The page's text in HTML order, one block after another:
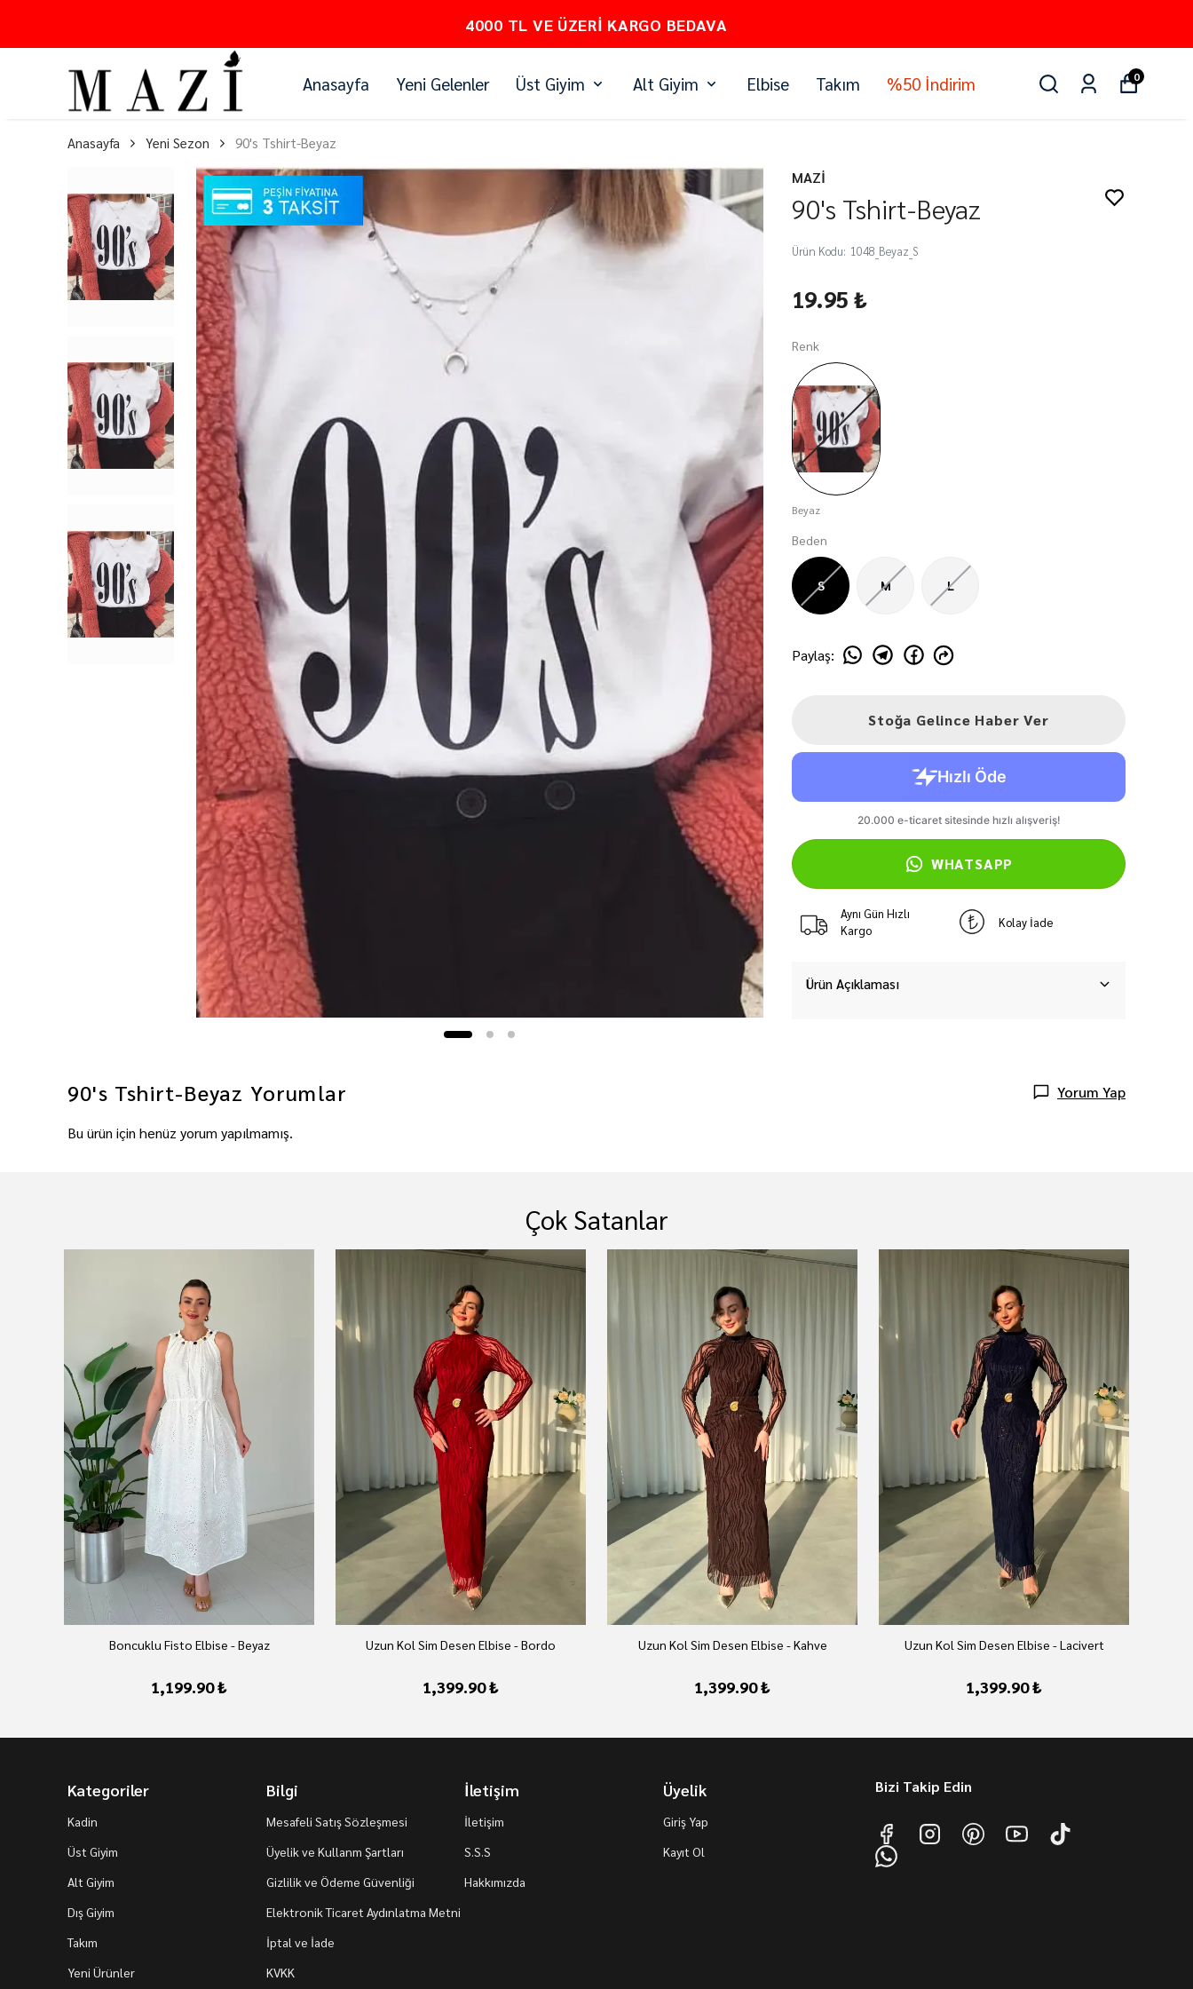
PEŞİN FİYATINA 3 TAKSİT
Anasayfa Yeni Gelenler Üst Giyim Alt Giyim Elbise Takım %50 İndirim 0
Anasayfa Yeni Sezon 90's Tshirt-Beyaz
MAZİ
90's Tshirt-Beyaz
Ürün Kodu: 1048_Beyaz_S
19.95 ₺
Renk
Beyaz
Beden
S M L
Paylaş:
Stoğa Gelince Haber Ver
WHATSAPP
Aynı Gün Hızlı
Kargo
Kolay İade
Ürün Açıklaması
90's Tshirt-Beyaz Yorumlar Yorum Yap
Bu ürün için henüz yorum yapılmamış.
Çok Satanlar
Boncuklu Fisto Elbise - Beyaz
1,199.90 ₺
Uzun Kol Sim Desen Elbise - Bordo
1,399.90 ₺
Uzun Kol Sim Desen Elbise - Kahve
1,399.90 ₺
Uzun Kol Sim Desen Elbise - Lacivert
1,399.90 ₺
Kategoriler
Kadin
Üst Giyim
Alt Giyim
Dış Giyim
Takım
Yeni Ürünler
Bilgi
Mesafeli Satış Sözleşmesi
Üyelik ve Kullanm Şartları
Gizlilik ve Ödeme Güvenliği
Elektronik Ticaret Aydınlatma Metni
İptal ve İade
KVKK
İletişim
İletişim
S.S.S
Hakkımızda
Üyelik
Giriş Yap
Kayıt Ol
Bizi Takip Edin